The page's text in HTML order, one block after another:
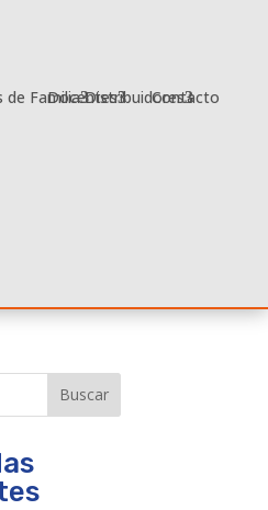
de FamiliaDocentesDistribuidoresContacto
Buscar